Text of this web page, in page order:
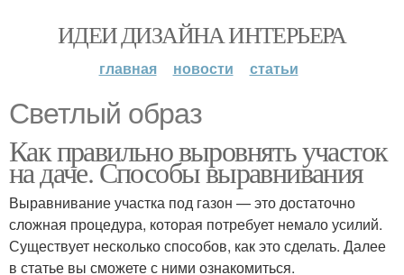
ИДЕИ ДИЗАЙНА ИНТЕРЬЕРА
главная новости статьи
Светлый образ
Как правильно выровнять участок
на даче. Способы выравнивания
Выравнивание участка под газон — это достаточно
сложная процедура, которая потребует немало усилий.
Существует несколько способов, как это сделать. Далее
в статье вы сможете с ними ознакомиться.